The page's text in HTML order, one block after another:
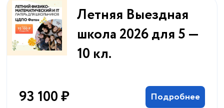
Летняя Выездная
школа 2026 для 5 —
10 кл.
93 100 ₽ Подробнее